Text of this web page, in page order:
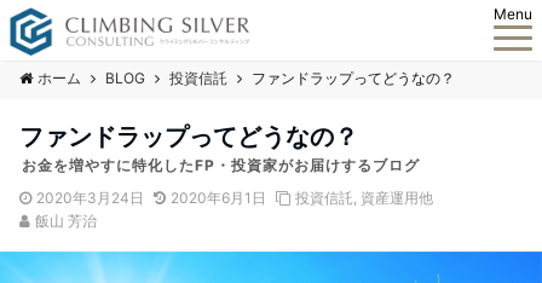
Menu
ホーム BLOG 投資信託 ファンドラップってどうなの？
ファンドラップってどうなの？
お金を増やすに特化したFP・投資家がお届けするブログ
2020年3月24日
2020年6月1日 投資信託, 資産運用他
飯山 芳治